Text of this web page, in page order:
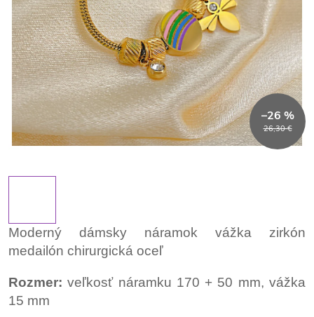
26,30 €
–26 %
Moderný dámsky náramok vážka zirkón
medailón chirurgická oceľ
Rozmer:veľkosť náramku 170 + 50 mm, vážka
15 mm